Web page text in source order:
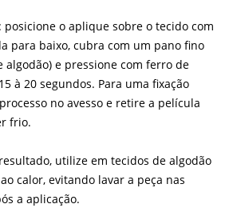
posicione o aplique sobre o tecido com
para baixo, cubra com um pano fino
e pressione com ferro de
à 20 segundos. Para uma fixação
no avesso e retire a película
frio.
utilize em tecidos de algodão
calor, evitando lavar a peça nas
a aplicação.